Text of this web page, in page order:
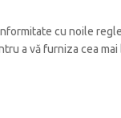
cu noile
a vă furniza cea